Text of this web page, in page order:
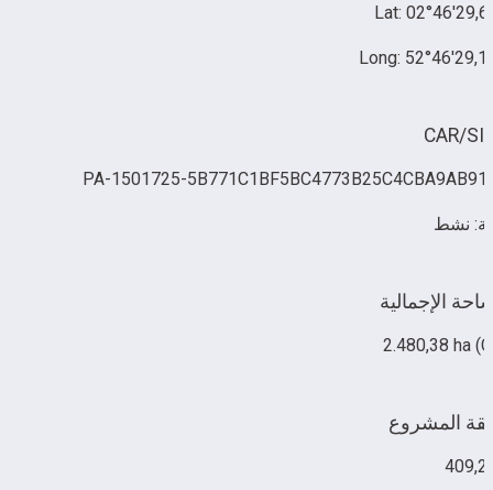
Lat:
Long:
CAR/
PA-1501725-
نشط
الإجمالية
2.480,38 ha
المشروع